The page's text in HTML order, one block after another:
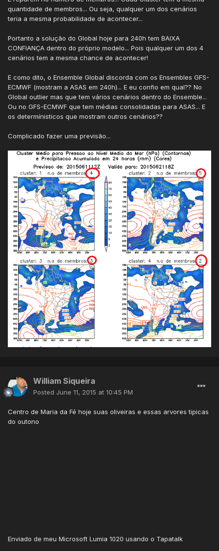
quantidade de membros... Ou seja, qualquer um dos cenários
teria a mesma probabilidade de acontecer...
Portanto a solução do Global hoje para 240h tem BAIXA
CONFIANÇA dentro do próprio modelo... Pois qualquer um dos 4
cenários tem a mesma chance de acontecer!
E como dito, o Ensemble Global discorda com os Ensembles GFS-
ECMWF (mostram a ASAS em 240h)... E eu confio em qual?? No
Global outlier mas que tem vários cenários dentro do Ensemble...
Ou no GFS-ECMWF que tem médias consolidadas para ASAS... E
os determínisticos que mostram outros cenários??
Complicado fazer uma previsão...
William Siqueira
Posted June 11, 2015 at 10:45 PM
Centro de Maria da Fé hoje suas oliveiras e essas arvores tipicas
do outono
Enviado de meu Microsoft Lumia 1020 usando o Tapatalk